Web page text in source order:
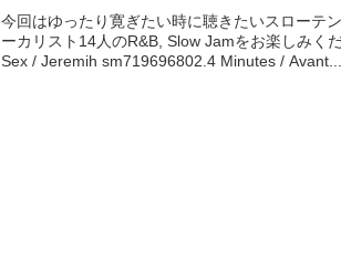
今回はゆったり寛ぎたい時に聴きたいスローテ
ーカリスト14人のR&B, Slow Jamをお楽しみく
Sex / Jeremih sm719696802.4 Minutes / Avant...